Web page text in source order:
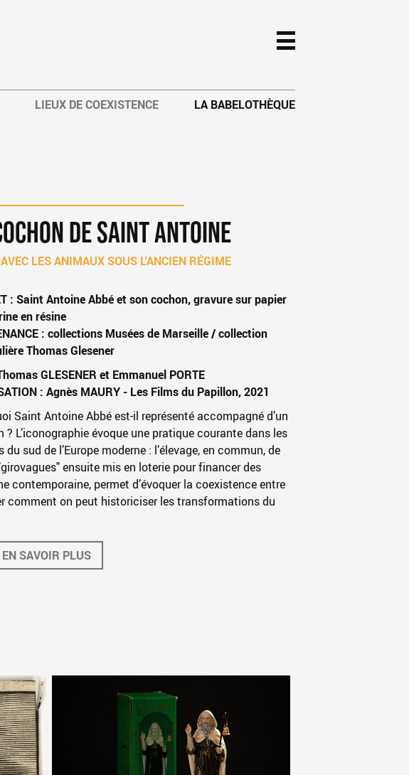
LIEUX DE COEXISTENCE LA BABELOTHÈQUE
DE SAINT ANTOINE
LES ANIMAUX SOUS L'ANCIEN RÉGIME
: Saint Antoine Abbé et son cochon, gravure sur papier
en résine
: collections Musées de Marseille / collection
Thomas Glesener
GLESENER et Emmanuel PORTE
: Agnès MAURY - Les Films du Papillon, 2021
Saint Antoine Abbé est-il représenté accompagné d’un
? L’iconographie évoque une pratique courante dans les
du sud de l’Europe moderne : l’élevage, en commun, de
ensuite mis en loterie pour financer des
permet d’évoquer la coexistence entre
comment on peut historiciser les transformations du
SAVOIR PLUS